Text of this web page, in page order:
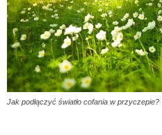
Jak podłączyć światło cofania w przyczepie?